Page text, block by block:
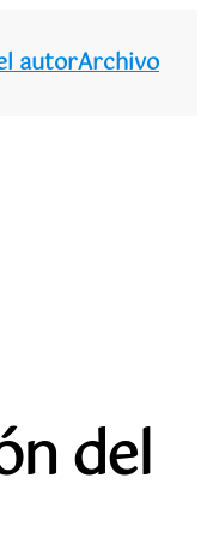
autorArchivo
del